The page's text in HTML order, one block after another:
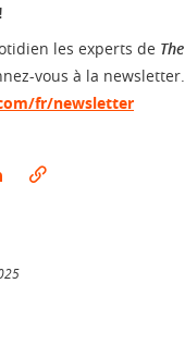
les experts de The
vous à la newsletter.
fr/newsletter
sur Facebook
Partager sur LinkedIn